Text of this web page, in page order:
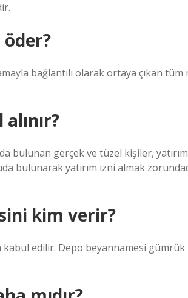
bağlantılı olarak ortaya çıkan
bulunan gerçek ve tüzel kişiler,
bulunarak yatırım izni almak
kim verir?
edilir. Depo beyannamesi